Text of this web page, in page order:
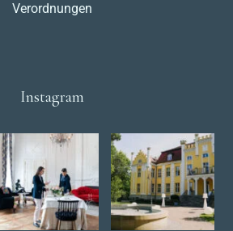
Verordnungen
Instagram